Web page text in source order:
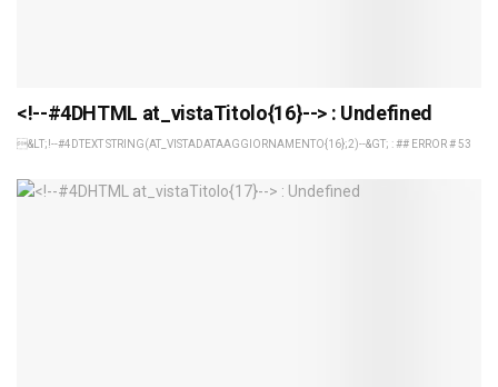
<!--#4DHTML at_vistaTitolo{16}--> : Undefined
&LT;!--#4DTEXT STRING(AT_VISTADATAAGGIORNAMENTO{16};2)--&GT; : ## ERROR # 53